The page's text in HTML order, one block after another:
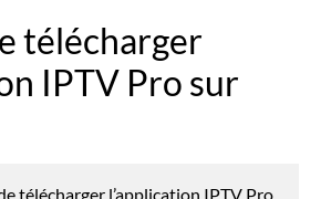
télécharger
IPTV Pro sur
télécharger l’application IPTV Pro